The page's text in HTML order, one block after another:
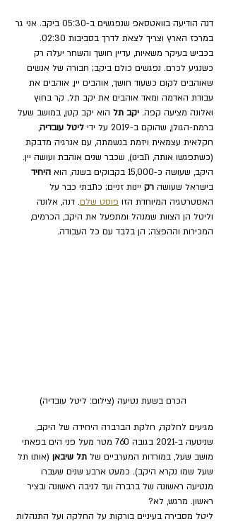
דנה הודיעה בוואטסאפ שנפגשים ב-05:30 ביקב. אני גר
במרכז הארץ וצריך לצאת לדרך בסביבות 02:30.
בכביש בעיקר משאיות, עדיין חושך והשחר יעלה רק
כשנגיע לכרם. נפגשים כולם ביקב; חבורה של אנשים
שאוהבים לקום כשעוד חושך, אוהבים יין, אוהבים את
עבודת האדמה ומאד אוהבים את יקב תל. קר בחוץ
ואלונה מציעה קפה. יקב תל הוא יקב קטן, במושב שעל
ברמת-הגולן, שהוקם ב-2019 על ידי
ליטל עובדיה,
חקלאית עצמאית ויזמת בנשמתה, עם אנרגיה מדבקת
(כשתפגשו אותה, תבינו), שכבר שנים אוהבת ועושה יין.
היקב, שעושה כ-15,000 בקבוקים בשנה, הוא
היחיד
בישראל שעושה רק יינות זניים; כתבתי כבר על
האסטרטגיה המיוחדת הזו פוסט שלם. דנה, אלונה
וליטל הן הצוות שמנהל ומתפעל את היקב, הכרמים,
המכירות וההפצה; הן בלבד עם כל העבודה.
הכרם בשעת נטיעה (צילום: ליטל עובדיה)
מגיעים לחלקה, חלקת הברברה היחידה של היקב,
שניטעה ב-2021 בגובה 760 מטר מעל פני הים בפאתי
מושב שעל, במורדות המערביים של תל שיבאן (אותו תל
שעל שמו נקרא היקב). כמעט ארבע שנים שעברו
מנטיעה ראשונה של ברברה ועד לניבה ראשונה ובציר
ראשון. מרגש, לא?
ליטל מסבירה בעיניים בורקות על החלקה ועל התנהלות